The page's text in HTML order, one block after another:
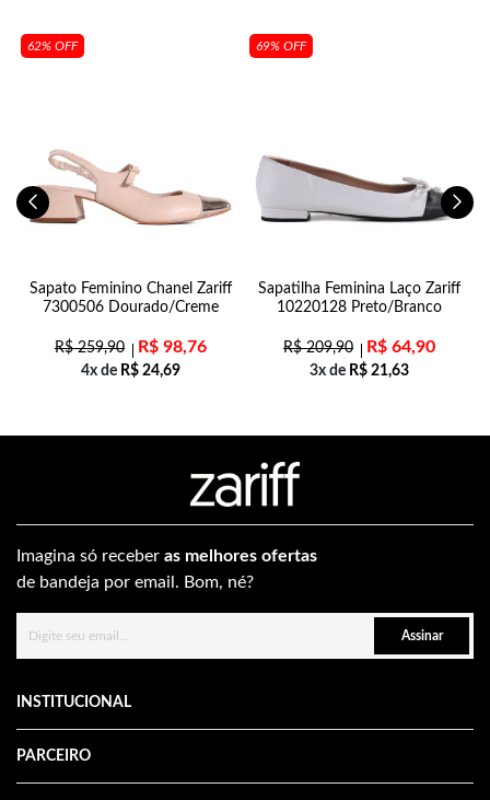
62% OFF
Sapato Feminino Chanel Zariff
7300506 Dourado/Creme
R$259,90 R$ 98,76
4x de R$ 24,69
69% OFF
Sapatilha Feminina Laço Zariff
10220128 Preto/Branco
R$209,90 R$ 64,90
3x de R$ 21,63
Imagina só receber as melhores ofertas
de bandeja por email. Bom, né?
Assinar
INSTITUCIONAL
PARCEIRO